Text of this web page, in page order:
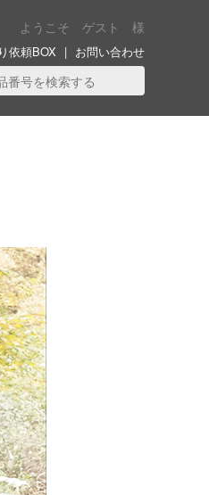
ようこそ ゲスト 様
依頼BOX お問い合わせ